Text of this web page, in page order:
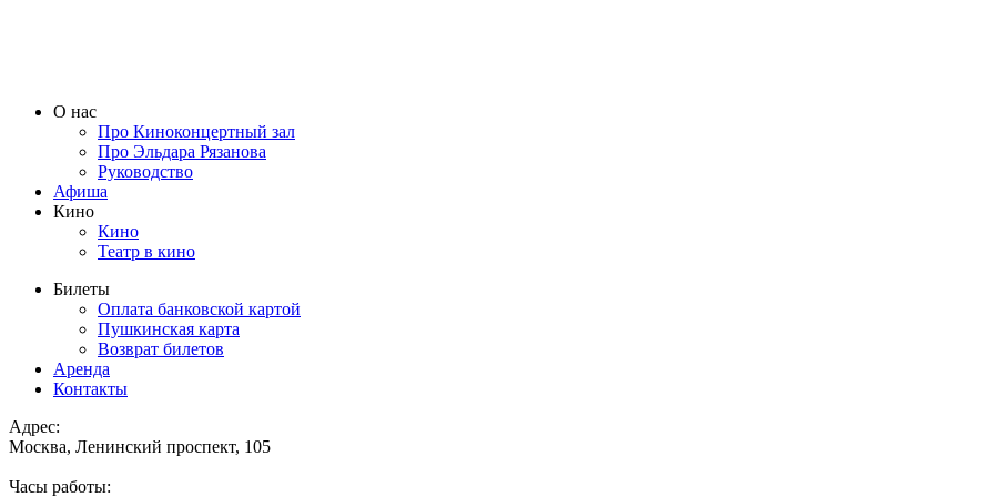
О нас
Про Киноконцертный зал
Про Эльдара Рязанова
Руководство
Афиша
Кино
Кино
Театр в кино
Билеты
Оплата банковской картой
Пушкинская карта
Возврат билетов
Аренда
Контакты
Адрес:
Москва, Ленинский проспект, 105
Часы работы: